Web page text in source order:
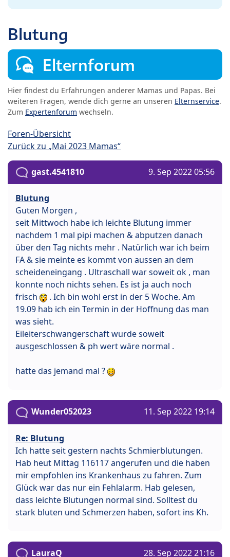
Blutung
Elternforum
Hier findest du Erfahrungen anderer Mamas und Papas. Bei
weiteren Fragen, wende dich gerne an unseren Elternservice.
Zum Expertenforum wechseln.
Foren-Übersicht
Zurück zu „Mai 2023 Mamas“
gast.4541810 9. Sep 2022 05:56
Blutung
Guten Morgen ,
seit Mittwoch habe ich leichte Blutung immer
nachdem 1 mal pipi machen & abputzen danach
über den Tag nichts mehr . Natürlich war ich beim
FA & sie meinte es kommt von aussen an dem
scheideneingang . Ultraschall war soweit ok , man
konnte noch nichts sehen. Es ist ja auch noch
frisch
. Ich bin wohl erst in der 5 Woche. Am
19.09 hab ich ein Termin in der Hoffnung das man
was sieht.
Eileiterschwangerschaft wurde soweit
ausgeschlossen & ph wert wäre normal .
hatte das jemand mal ?
Wunder052023 11. Sep 2022 19:14
Re: Blutung
Ich hatte seit gestern nachts Schmierblutungen.
Hab heut Mittag 116117 angerufen und die haben
mir empfohlen ins Krankenhaus zu fahren. Zum
Glück war das nur ein Fehlalarm. Hab gelesen,
dass leichte Blutungen normal sind. Solltest du
stark bluten und Schmerzen haben, sofort ins Kh.
LauraQ 28. Sep 2022 21:16